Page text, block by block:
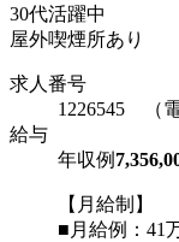
30代活躍中
屋外喫煙所あり
求人番号
1226545 （
給与
年収例
【月給制】
■月給例：41